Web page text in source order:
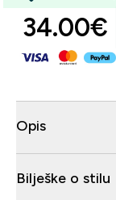
34.00€‎
Opis
Bilješke o stilu